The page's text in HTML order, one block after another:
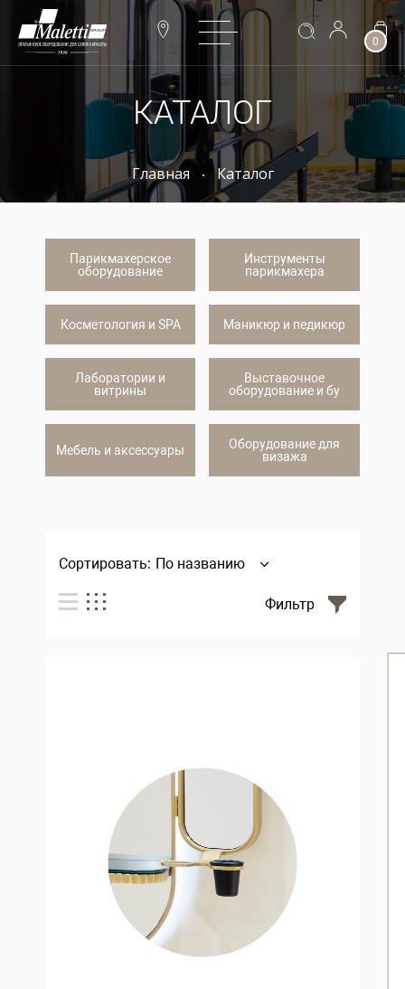
0
КАТАЛОГ
Главная Каталог
Парикмахерское
оборудование
Инструменты
парикмахера
Косметология и SPA Маникюр и педикюр
Лаборатории и
витрины
Выставочное
оборудование и бу
Мебель и аксессуары
Оборудование для
визажа
Сортировать: По названию
Фильтр